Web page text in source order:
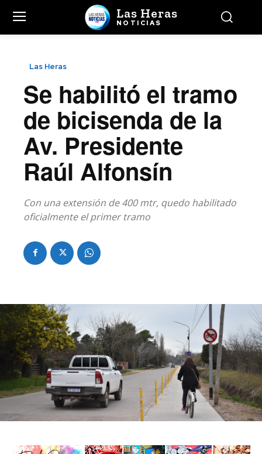
Las Heras
NOTICIAS
Las Heras
Se habilitó el tramo
de bicisenda de la
Av. Presidente
Raúl Alfonsín
Con una extensión de 400 mtr, quedo habilitado
oficialmente el primer tramo